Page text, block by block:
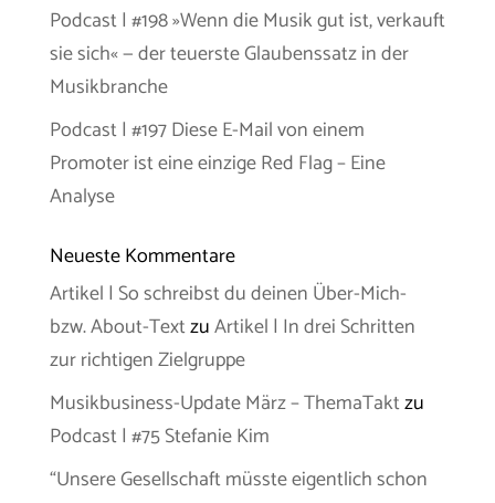
Podcast | #198 »Wenn die Musik gut ist, verkauft
sie sich« — der teuerste Glaubenssatz in der
Musikbranche
Podcast | #197 Diese E-Mail von einem
Promoter ist eine einzige Red Flag – Eine
Analyse
Neueste Kommentare
Artikel | So schreibst du deinen Über-Mich-
bzw. About-TextzuArtikel | In drei Schritten
zur richtigen Zielgruppe
Musikbusiness-Update März – ThemaTaktzu
Podcast | #75 Stefanie Kim
“Unsere Gesellschaft müsste eigentlich schon